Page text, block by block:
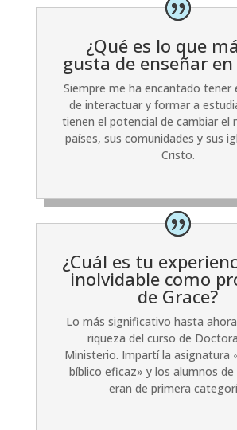
¿Qué es lo que
gusta de enseñar en
Siempre me ha encantado tener
de interactuar y formar a
tienen el potencial de cambiar el
países, sus comunidades y sus
Cristo.
¿Cuál es tu
inolvidable como
de Grace?
Lo más significativo hasta
riqueza del curso de
Ministerio. Impartí la asignatura
bíblico eficaz» y los alumnos de
eran de primera